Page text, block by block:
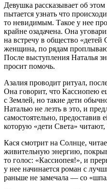
Девушка рассказывает об
пытается узнать что
то невидимым. Такое у нее
крайне озадачена. Она
на встречу в общество «детей
женщина, по рядам
После выступления Наталья
просит помочь.
Азалия проводит ритуал,
Она говорит, что Кассиопею
с Землей, но такие дети
Наталью не лезть в это, и
самостоятельно,
которую «дети Света»
Кася смотрит на Солнце,
живительную энергию,
то голос: «Кассиопея!», и
у нее начинается роман с
раньше не замечала — со